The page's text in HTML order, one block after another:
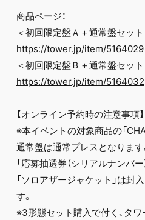
商品ページ：
＜初回限定盤Ａ＋通常盤セット
https://tower.jp/item/5164029
＜初回限定盤Ｂ＋通常盤セット
https://tower.jp/item/5164032
【オンライン予約時の注意事項】
※本イベントの対象商品の「
通常盤は通常プレスとなりま
「応募抽選券（シリアルナンバー
「ソロアザージャケット」は封
す。
※3形態セット購入で付く、タ